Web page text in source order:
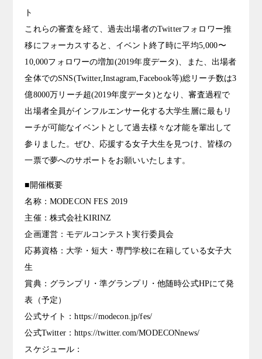
ト
これらの審査を経て、過去出場者のTwitterフォロワー推
移にフォーカスすると、イベント終了時に平均5,000〜
10,000フォロワーの増加(2019年度データ)、また、出場者
全体でのSNS(Twitter,Instagram,Facebook等)総リーチ数は3
億8000万リーチ超(2019年度データ)となり、審査過程で
出場者全員がインフルエンサー化する大学生層に最もリ
ーチが可能なイベントとして過去様々な才能を輩出して
参りました。ぜひ、応援する女子大生を見つけ、皆様の
一票で夢へのサポートをお願いいたします。
■開催概要
名称：MODECON FES 2019
主催：株式会社KIRINZ
企画運営：モデルコンテスト実行委員会
応募資格：大学・短大・専門学校に在籍している女子大
生
賞典：グランプリ・準グランプリ・他随時公式HPにて発
表（予定）
公式サイト：https://modecon.jp/fes/
公式Twitter：https://twitter.com/MODECONnews/
スケジュール：